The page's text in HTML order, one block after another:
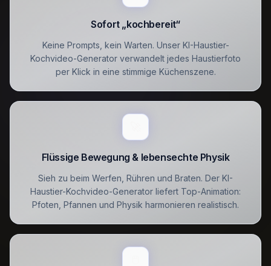
Sofort „kochbereit“
Keine Prompts, kein Warten. Unser KI-Haustier-
Kochvideo-Generator verwandelt jedes Haustierfoto
per Klick in eine stimmige Küchenszene.
Flüssige Bewegung & lebensechte Physik
Sieh zu beim Werfen, Rühren und Braten. Der KI-
Haustier-Kochvideo-Generator liefert Top-Animation:
Pfoten, Pfannen und Physik harmonieren realistisch.